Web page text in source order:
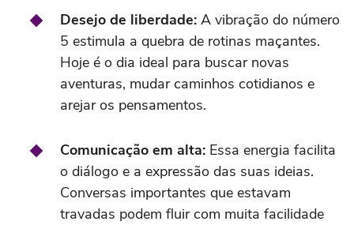
Desejo de liberdade: A vibração do número
5 estimula a quebra de rotinas maçantes.
Hoje é o dia ideal para buscar novas
aventuras, mudar caminhos cotidianos e
arejar os pensamentos.
Comunicação em alta: Essa energia facilita
o diálogo e a expressão das suas ideias.
Conversas importantes que estavam
travadas podem fluir com muita facilidade